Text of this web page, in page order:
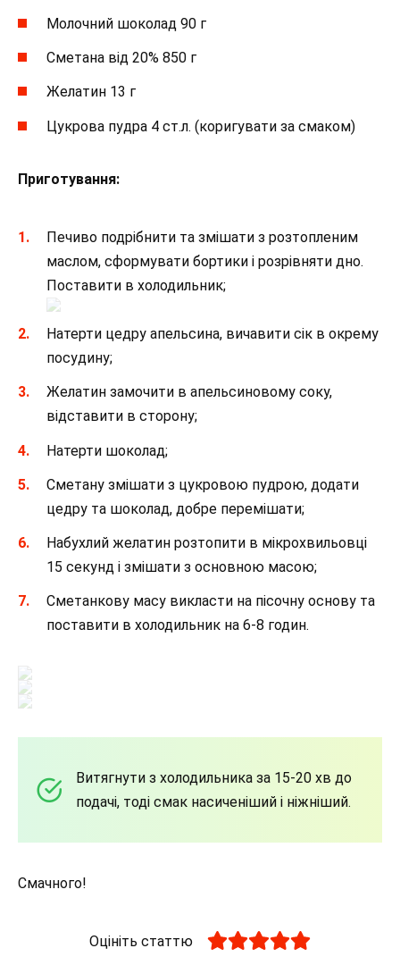
Молочний шоколад 90 г
Сметана від 20% 850 г
Желатин 13 г
Цукрова пудра 4 ст.л. (коригувати за смаком)
Приготування:
Печиво подрібнити та змішати з розтопленим
маслом, сформувати бортики і розрівняти дно.
Поставити в холодильник;
Натерти цедру апельсина, вичавити сік в окрему
посудину;
Желатин замочити в апельсиновому соку,
відставити в сторону;
Натерти шоколад;
Сметану змішати з цукровою пудрою, додати
цедру та шоколад, добре перемішати;
Набухлий желатин розтопити в мікрохвильовці
15 секунд і змішати з основною масою;
Сметанкову масу викласти на пісочну основу та
поставити в холодильник на 6-8 годин.
Витягнути з холодильника за 15-20 хв до
подачі, тоді смак насиченіший і ніжніший.
Смачного!
Оцініть статтю